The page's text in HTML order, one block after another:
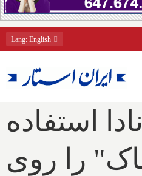
Lang: English
استفاده
را روی